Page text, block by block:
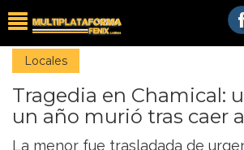
Locales
Tragedia en Chamical:
un año murió tras caer
La menor fue trasladada de